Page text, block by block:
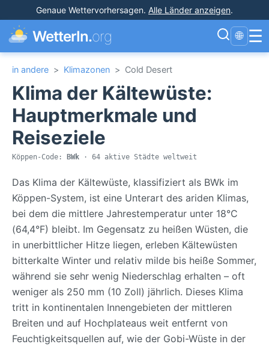
Genaue Wettervorhersagen. Alle Länder anzeigen.
WetterIn.org 🌐 ☰
in andere > Klimazonen > Cold Desert
Klima der Kältewüste:
Hauptmerkmale und
Reiseziele
Köppen-Code: BWk · 64 aktive Städte weltweit
Das Klima der Kältewüste, klassifiziert als BWk im
Köppen-System, ist eine Unterart des ariden Klimas,
bei dem die mittlere Jahrestemperatur unter 18°C
(64,4°F) bleibt. Im Gegensatz zu heißen Wüsten, die
in unerbittlicher Hitze liegen, erleben Kältewüsten
bitterkalte Winter und relativ milde bis heiße Sommer,
während sie sehr wenig Niederschlag erhalten – oft
weniger als 250 mm (10 Zoll) jährlich. Dieses Klima
tritt in kontinentalen Innengebieten der mittleren
Breiten und auf Hochplateaus weit entfernt von
Feuchtigkeitsquellen auf, wie der Gobi-Wüste in der